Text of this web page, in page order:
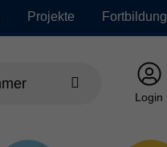
Projekte Fortbildung
Login